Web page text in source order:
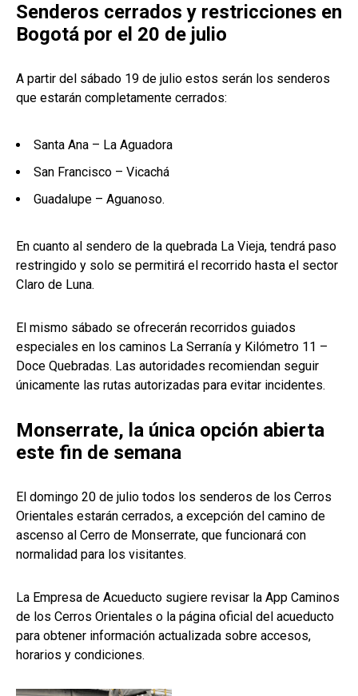
Senderos cerrados y restricciones en
Bogotá por el 20 de julio
A partir del sábado 19 de julio estos serán los senderos
que estarán completamente cerrados:
Santa Ana – La Aguadora
San Francisco – Vicachá
Guadalupe – Aguanoso.
En cuanto al sendero de la quebrada La Vieja, tendrá paso
restringido y solo se permitirá el recorrido hasta el sector
Claro de Luna.
El mismo sábado se ofrecerán recorridos guiados
especiales en los caminos La Serranía y Kilómetro 11 –
Doce Quebradas. Las autoridades recomiendan seguir
únicamente las rutas autorizadas para evitar incidentes.
Monserrate, la única opción abierta
este fin de semana
El domingo 20 de julio todos los senderos de los Cerros
Orientales estarán cerrados, a excepción del camino de
ascenso al Cerro de Monserrate, que funcionará con
normalidad para los visitantes.
La Empresa de Acueducto sugiere revisar la App Caminos
de los Cerros Orientales o la página oficial del acueducto
para obtener información actualizada sobre accesos,
horarios y condiciones.